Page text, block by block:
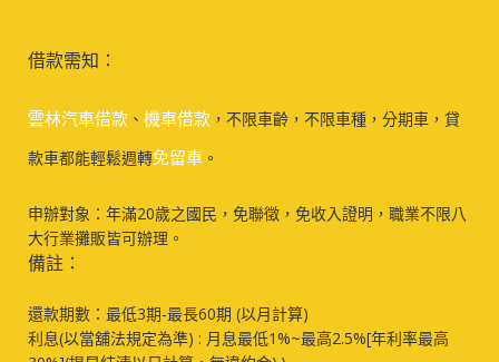
借款需知：
雲林汽車借款 、 機車借款 ，不限車齡，不限車種，分期車，貸
款車都能輕鬆週轉免留車 。
申辦對象：年滿20歲之國民，免聯徵，免收入證明，職業不限八
大行業攤販皆可辦理。
備註：
還款期數：最低3期-最長60期 (以月計算)
利息(以當舖法規定為準) : 月息最低1%~最高2.5%[年利率最高